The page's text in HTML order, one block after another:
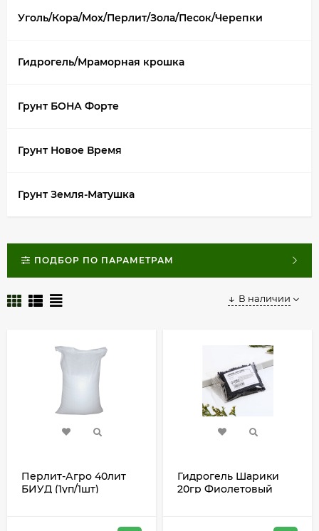
Уголь/Кора/Мох/Перлит/Зола/Песок/Черепки
Гидрогель/Мраморная крошка
Грунт БОНА Форте
Грунт Новое Время
Грунт Земля-Матушка
ПОДБОР ПО ПАРАМЕТРАМ
В наличии
Перлит-Агро 40лит
БИУД (1уп/1шт)
Гидрогель Шарики
20гр Фиолетовый